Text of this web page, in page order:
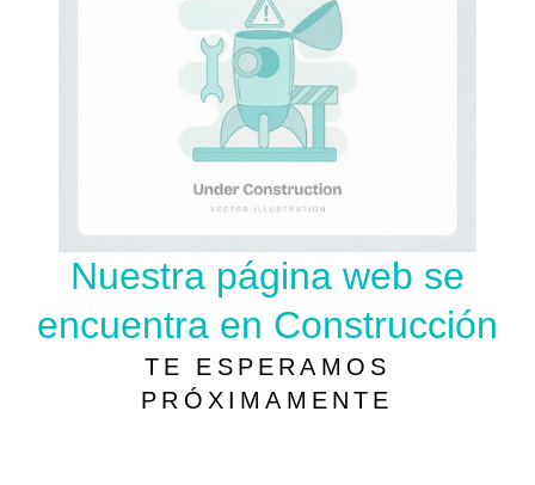
Nuestra página web se
encuentra en Construcción
TE ESPERAMOS
PRÓXIMAMENTE